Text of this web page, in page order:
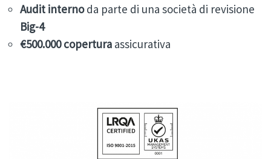
Audit internoda parte di una società di revisione
Big-4
€500.000 copertura assicurativa